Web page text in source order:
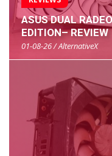
ASUS DUAL
EDITION– REVIEW
01-08-26 / AlternativeX